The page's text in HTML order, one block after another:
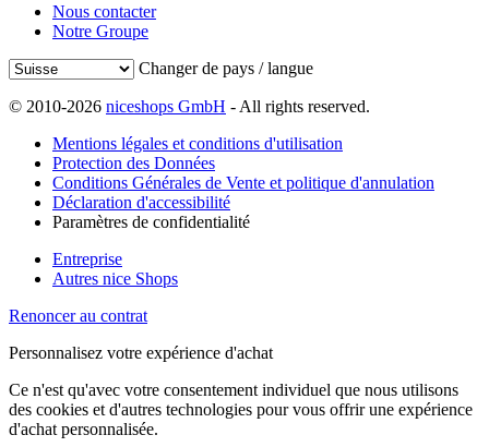
Nous contacter
Notre Groupe
Changer de pays / langue
© 2010-2026 niceshops GmbH - All rights reserved.
Mentions légales et conditions d'utilisation
Protection des Données
Conditions Générales de Vente et politique d'annulation
Déclaration d'accessibilité
Paramètres de confidentialité
Entreprise
Autres nice Shops
Renoncer au contrat
Personnalisez votre expérience d'achat
Ce n'est qu'avec votre consentement individuel que nous utilisons
des cookies et d'autres technologies pour vous offrir une expérience
d'achat personnalisée.